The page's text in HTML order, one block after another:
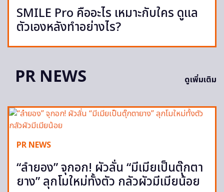
SMILE Pro คืออะไร เหมาะกับใคร ดูแล
ตัวเองหลังทำอย่างไร?
PR NEWS ดูเพิ่มเติม
PR NEWS
“ลำยอง” จุกอก! ผัวลั่น “มีเมียเป็นตุ๊กตา
ยาง” ลุกโมใหม่ทั้งตัว กลัวผัวมีเมียน้อย